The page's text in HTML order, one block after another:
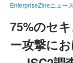
EnterpriseZineニュース
75%のセ
ー攻撃に